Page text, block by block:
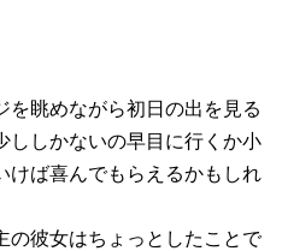
を眺めながら初日の出を見る
ししかないの早目に行くか小
けば喜んでもらえるかもしれ
の彼女はちょっとしたことで